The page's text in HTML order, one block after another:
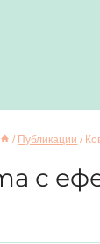
/ Публикации /
с